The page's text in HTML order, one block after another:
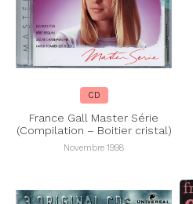
CD
France Gall Master Série
(Compilation – Boitier cristal)
Novembre 1998